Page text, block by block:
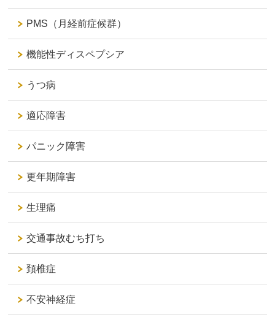
PMS（月経前症候群）
機能性ディスペプシア
うつ病
適応障害
パニック障害
更年期障害
生理痛
交通事故むち打ち
頚椎症
不安神経症